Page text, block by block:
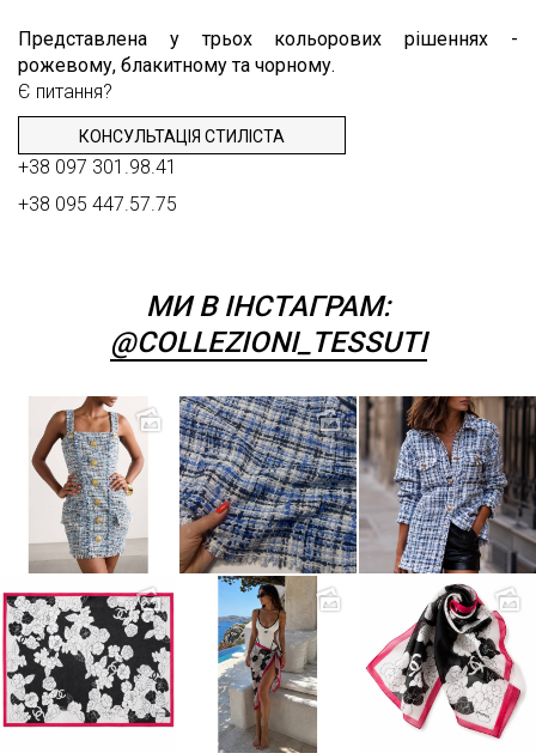
Представлена ​​у трьох кольорових рішеннях -
рожевому, блакитному та чорному.
Є питання?
КОНСУЛЬТАЦІЯ СТИЛІСТА
+38 097 301.98.41
+38 095 447.57.75
МИ В ІНСТАГРАМ:
@COLLEZIONI_TESSUTI